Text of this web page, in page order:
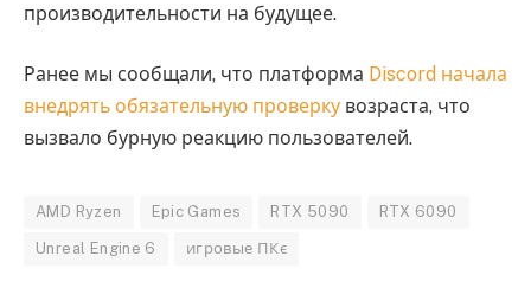
производительности на будущее.
Ранее мы сообщали, что платформа Discord начала
внедрять обязательную проверку возраста, что
вызвало бурную реакцию пользователей.
AMD Ryzen Epic Games RTX 5090 RTX 6090
Unreal Engine 6 игровые ПКє